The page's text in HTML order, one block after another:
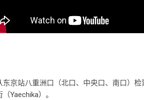
东京站八重洲口（北口、中央口、南口）
（Yaechika）。